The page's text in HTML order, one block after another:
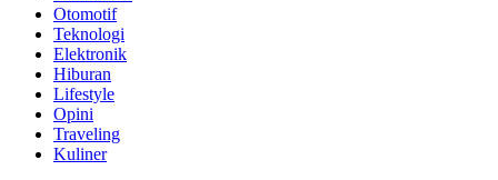
Otomotif
Teknologi
Elektronik
Hiburan
Lifestyle
Opini
Traveling
Kuliner